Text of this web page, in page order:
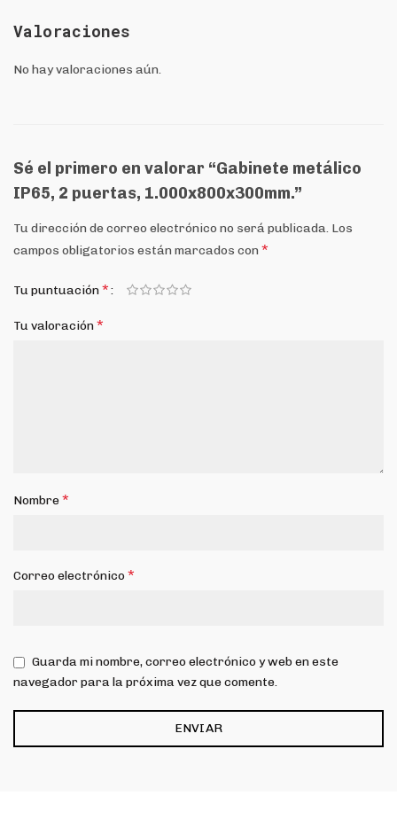
Valoraciones
No hay valoraciones aún.
Sé el primero en valorar “Gabinete metálico
IP65, 2 puertas, 1.000x800x300mm.”
Tu dirección de correo electrónico no será publicada. Los
campos obligatorios están marcados con *
Tu puntuación*
Tu valoración*
Nombre*
Correo electrónico*
Guarda mi nombre, correo electrónico y web en este
navegador para la próxima vez que comente.